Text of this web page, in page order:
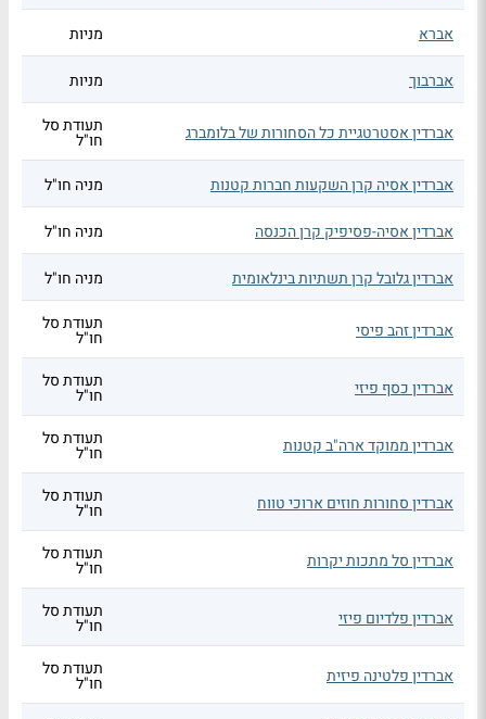
אברא מניות
אברבוך מניות
אברדין אסטרטגיית כל הסחורות של בלומברג תעודת סל
חו"ל
אברדין אסיה קרן השקעות חברות קטנות
מניה חו"ל
אברדין אסיה-פסיפיק קרן הכנסה מניה חו"ל
אברדין גלובל קרן תשתיות בינלאומית מניה חו"ל
אברדין זהב פיסי תעודת סל
חו"ל
אברדין כסף פיזי תעודת סל
חו"ל
אברדין ממוקד ארה"ב קטנות תעודת סל
חו"ל
אברדין סחורות חוזים ארוכי טווח תעודת סל
חו"ל
אברדין סל מתכות יקרות תעודת סל
חו"ל
אברדין פלדיום פיזי תעודת סל
חו"ל
אברדין פלטינה פיזית תעודת סל
חו"ל